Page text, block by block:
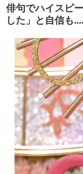
音楽
ショッピ
ペット
その他
プッシュ通知の
俳句でハイスピ
した」と自信も